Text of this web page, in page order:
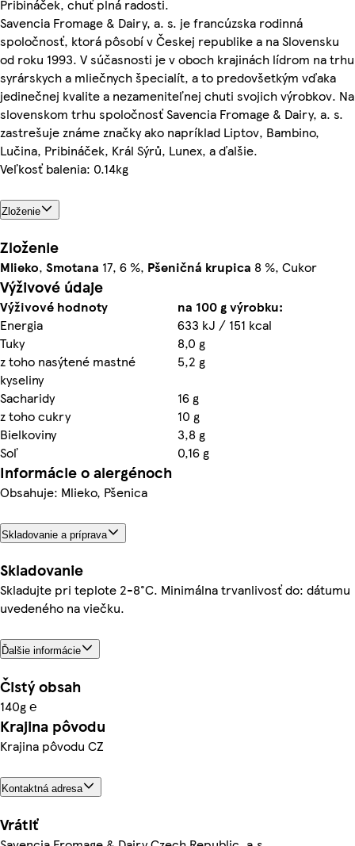
Pribináček, chuť plná radosti.
Savencia Fromage & Dairy, a. s. je francúzska rodinná
spoločnosť, ktorá pôsobí v Českej republike a na Slovensku
od roku 1993. V súčasnosti je v oboch krajinách lídrom na trhu
syrárskych a mliečnych špecialít, a to predovšetkým vďaka
jedinečnej kvalite a nezameniteľnej chuti svojich výrobkov. Na
slovenskom trhu spoločnosť Savencia Fromage & Dairy, a. s.
zastrešuje známe značky ako napríklad Liptov, Bambino,
Lučina, Pribináček, Král Sýrů, Lunex, a ďalšie.
Veľkosť balenia: 0.14kg
Zloženie
Zloženie
Mlieko, Smotana 17, 6 %, Pšeničná krupica 8 %, Cukor
Výživové údaje
Výživové hodnoty
na 100 g výrobku:
Energia
633 kJ / 151 kcal
Tuky
8,0 g
z toho nasýtené mastné
kyseliny
5,2 g
Sacharidy
16 g
z toho cukry
10 g
Bielkoviny
3,8 g
Soľ
0,16 g
Informácie o alergénoch
Obsahuje: Mlieko, Pšenica
Skladovanie a príprava
Skladovanie
Skladujte pri teplote 2-8°C. Minimálna trvanlivosť do: dátumu
uvedeného na viečku.
Ďalšie informácie
Čistý obsah
140g ℮
Krajina pôvodu
Krajina pôvodu CZ
Kontaktná adresa
Vrátiť